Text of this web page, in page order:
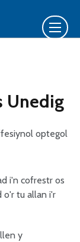
Unedig
optegol
i'n cofrestr os
o'r tu allan i'r
y